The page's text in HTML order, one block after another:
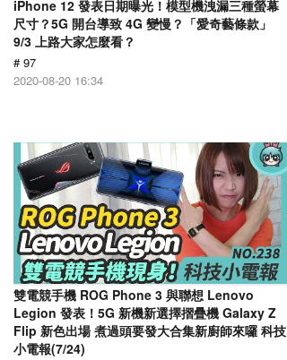
iPhone 12 發表日期曝光！模型機洩漏三種螢幕
尺寸？5G 開台導致 4G 變慢？「愛奇藝條款」
9/3 上路大家怎麼看？
# 97
2020-08-20 16:34
雙電競手機 ROG Phone 3 與聯想 Lenovo
Legion 發表！5G 新機新選擇摺疊機 Galaxy Z
Flip 新色出場 煮過頭要發大合集新廚師來囉 科技
小電報(7/24)